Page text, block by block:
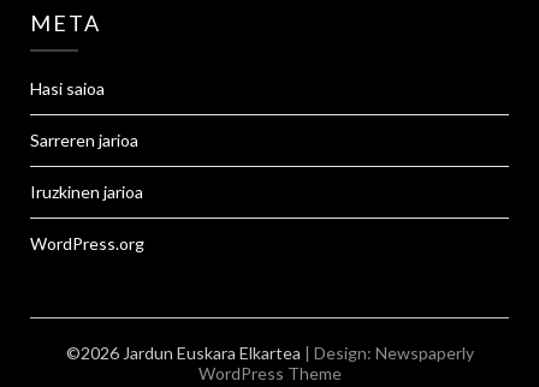
META
Hasi saioa
Sarreren jarioa
Iruzkinen jarioa
WordPress.org
©2026 Jardun Euskara Elkartea | Design: Newspaperly
WordPress Theme